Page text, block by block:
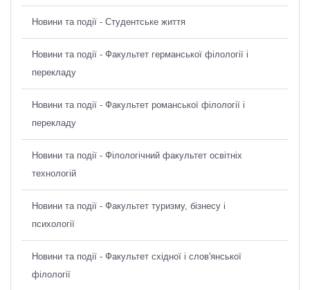
Новини та події - Студентське життя
Новини та події - Факультет германської філології і
перекладу
Новини та події - Факультет романської філології і
перекладу
Новини та події - Філологічний факультет освітніх
технологій
Новини та події - Факультет туризму, бізнесу і
психології
Новини та події - Факультет східної і слов'янської
філології